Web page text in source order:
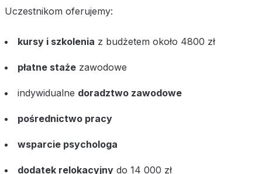
Uczestnikom oferujemy:
kursy i szkolenia z budżetem około 4800 zł
płatne staże zawodowe
indywidualne doradztwo zawodowe
pośrednictwo pracy
wsparcie psychologa
dodatek relokacyjny do 14 000 zł